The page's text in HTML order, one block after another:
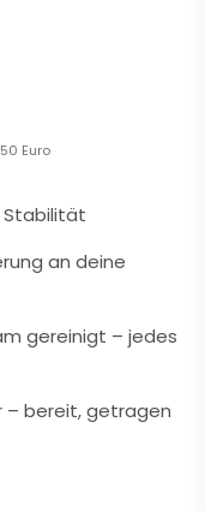
Euro
Stabilität
an deine
gereinigt – jedes
– bereit, getragen